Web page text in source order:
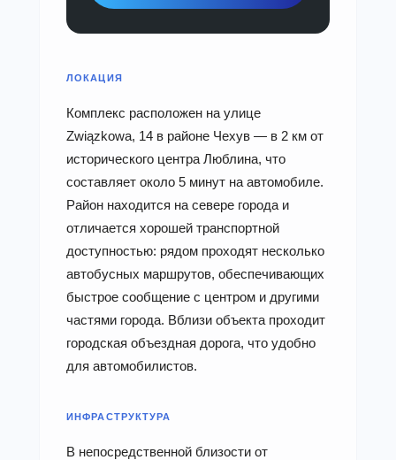
ЛОКАЦИЯ
Комплекс расположен на улице
Związkowa, 14 в районе Чехув — в 2 км от
исторического центра Люблина, что
составляет около 5 минут на автомобиле.
Район находится на севере города и
отличается хорошей транспортной
доступностью: рядом проходят несколько
автобусных маршрутов, обеспечивающих
быстрое сообщение с центром и другими
частями города. Вблизи объекта проходит
городская объездная дорога, что удобно
для автомобилистов.
ИНФРАСТРУКТУРА
В непосредственной близости от